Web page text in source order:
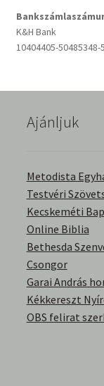
Bemutatkozás
Elérhetőségek
English Bible
Képek
Kitekintés
Könyvtár
Család-
Életrajzok-
K&H Bank
10404405-50485348-
Ajánljuk
Metodista
Testvéri
Kecskeméti
Online Biblia
Bethesda
Csongor
Garai András
Kékkereszt
OBS felirat